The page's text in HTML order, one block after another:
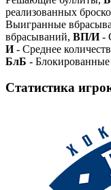
реализованных
Выигранные
вбрасываний, ВП/И-
И- Среднее
БлБ - Блокированные
Статистика